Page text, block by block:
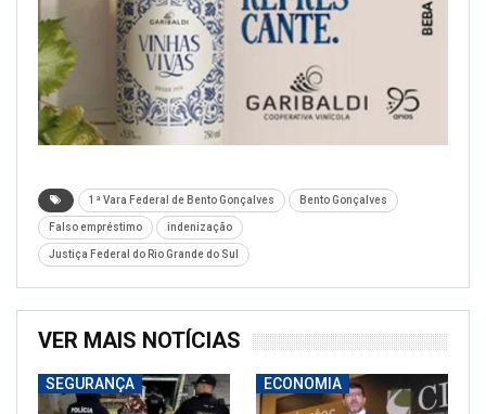
1ª Vara Federal de Bento Gonçalves Bento Gonçalves
Falso empréstimo indenização
Justiça Federal do Rio Grande do Sul
VER MAIS NOTÍCIAS
SEGURANÇA ECONOMIA